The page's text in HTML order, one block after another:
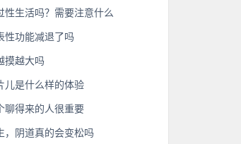
性生活吗？需要注意什么
性功能减退了吗
摸越大吗
儿是什么样的体验
聊得来的人很重要
，阴道真的会变松吗